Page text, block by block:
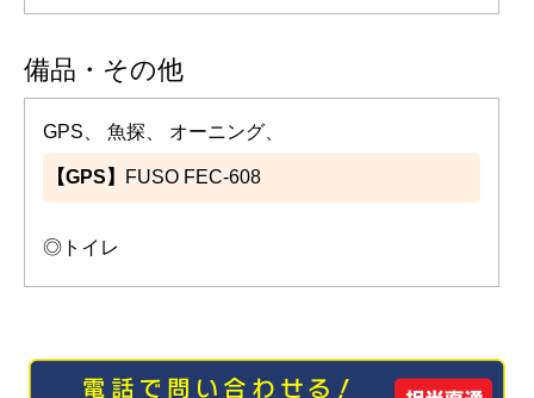
備品・その他
GPS、 魚探、 オーニング、
【GPS】 FUSO FEC-608
◎トイレ